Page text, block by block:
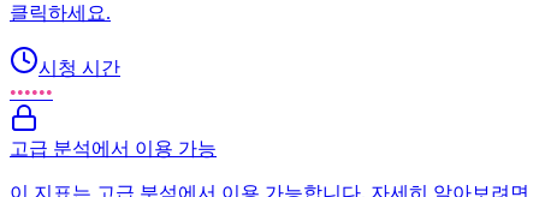
클릭하세요.
시청 시간
••••••
고급 분석에서 이용 가능